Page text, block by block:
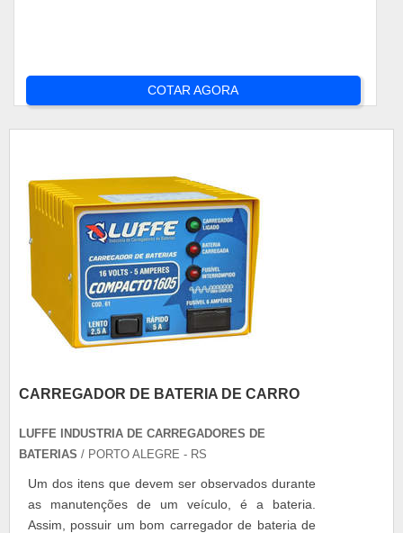
COTAR AGORA
CARREGADOR DE BATERIA DE CARRO
LUFFE INDUSTRIA DE CARREGADORES DE
BATERIAS / PORTO ALEGRE - RS
Um dos itens que devem ser observados durante
as manutenções de um veículo, é a bateria.
Assim, possuir um bom carregador de bateria de